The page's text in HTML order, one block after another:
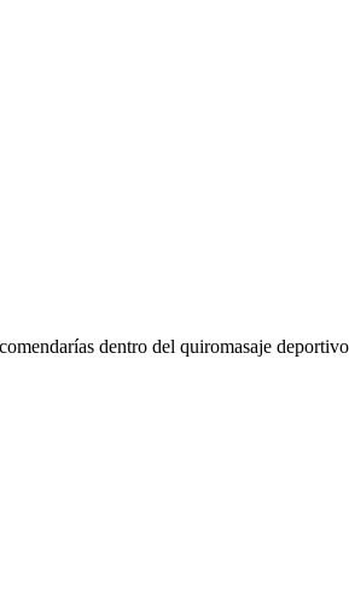
dentro del quiromasaje